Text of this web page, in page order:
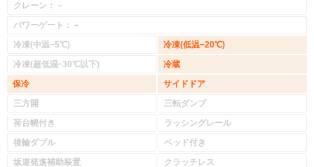
クレーン：－
パワーゲート：－
冷凍(中温−5℃)
冷凍(低温−20℃)
冷凍(超低温−30℃以下)
冷蔵
保冷
サイドドア
三方開
三転ダンプ
荷台幌付き
ラッシングレール
後輪ダブル
ベッド付き
坂道発進補助装置
クラッチレス